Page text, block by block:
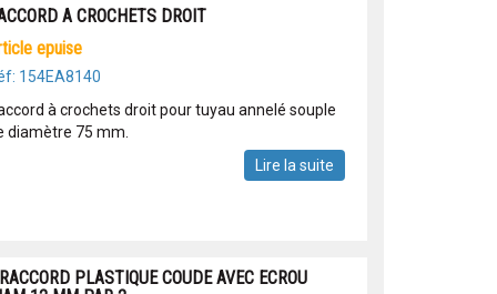
A CROCHETS DROIT
epuise
154EA8140
à crochets droit pour tuyau annelé souple
diamètre 75 mm.
Lire la suite
PLASTIQUE COUDE AVEC ECROU